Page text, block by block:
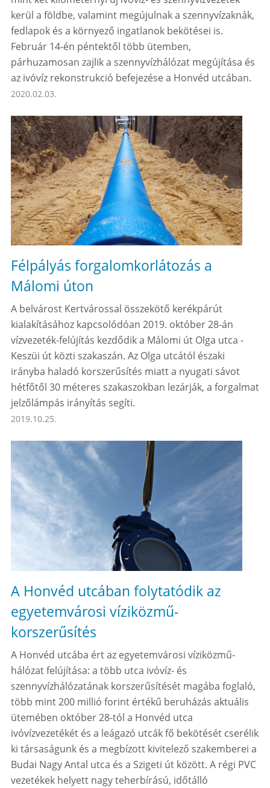
kerül a földbe, valamint megújulnak a szennyvízaknák,
fedlapok és a környező ingatlanok bekötései is.
Február 14-én péntektől több ütemben,
párhuzamosan zajlik a szennyvízhálózat megújítása és
az ivóvíz rekonstrukció befejezése a Honvéd utcában.
2020.02.03.
Félpályás forgalomkorlátozás a
Málomi úton
A belvárost Kertvárossal összekötő kerékpárút
kialakításához kapcsolódóan 2019. október 28-án
vízvezeték-felújítás kezdődik a Málomi út Olga utca -
Keszüi út közti szakaszán. Az Olga utcától északi
irányba haladó korszerűsítés miatt a nyugati sávot
hétfőtől 30 méteres szakaszokban lezárják, a forgalmat
jelzőlámpás irányítás segíti.
2019.10.25.
A Honvéd utcában folytatódik az
egyetemvárosi víziközmű-
korszerűsítés
A Honvéd utcába ért az egyetemvárosi víziközmű-
hálózat felújítása: a több utca ivóvíz- és
szennyvízhálózatának korszerűsítését magába foglaló,
több mint 200 millió forint értékű beruházás aktuális
ütemében október 28-tól a Honvéd utca
ivóvízvezetékét és a leágazó utcák fő bekötését cserélik
ki társaságunk és a megbízott kivitelező szakemberei a
Budai Nagy Antal utca és a Szigeti út között. A régi PVC
vezetékek helyett nagy teherbírású, időtálló